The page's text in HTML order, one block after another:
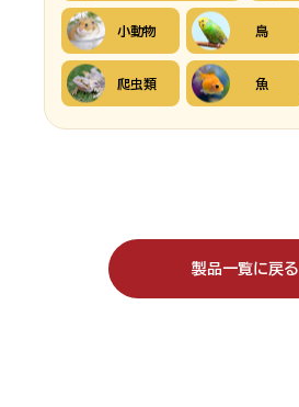
小動物 鳥
爬虫類 魚
製品一覧に戻る